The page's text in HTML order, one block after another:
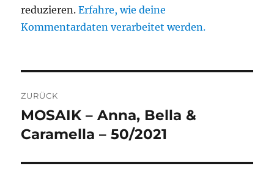
reduzieren.Erfahre, wie deine
Kommentardaten verarbeitet werden.
ZURÜCK
Vorheriger
Beitrag:
MOSAIK – Anna, Bella &
Caramella – 50/2021